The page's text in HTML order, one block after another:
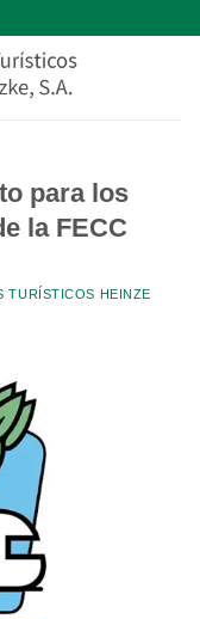
para los
la FECC
TURÍSTICOS HEINZE